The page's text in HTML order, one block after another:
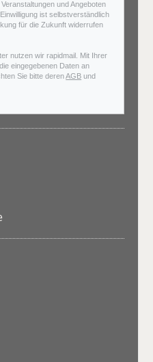
und Angeboten
ist selbstverständlich
für die Zukunft widerrufen
nutzen wir rapidmail. Mit Ihrer
eingegebenen Daten an
Sie bitte derenAGB und